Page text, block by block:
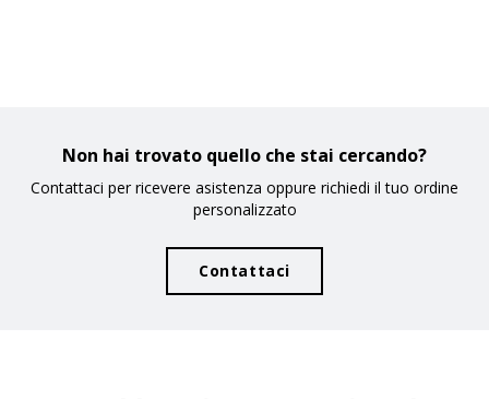
Non hai trovato quello che stai cercando?
Contattaci per ricevere asistenza oppure richiedi il tuo ordine
personalizzato
Contattaci